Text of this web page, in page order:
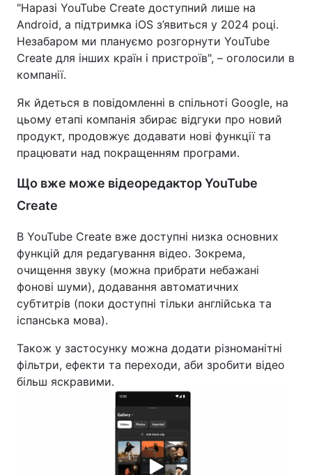
"Наразі YouTube Create доступний лише на
Android, а підтримка iOS з’явиться у 2024 році.
Незабаром ми плануємо розгорнути YouTube
Create для інших країн і пристроїв", – оголосили в
компанії.
Як йдеться в повідомленні в спільноті Google, на
цьому етапі компанія збирає відгуки про новий
продукт, продовжує додавати нові функції та
працювати над покращенням програми.
Що вже може відеоредактор YouTube
Create
В YouTube Create вже доступні низка основних
функцій для редагування відео. Зокрема,
очищення звуку (можна прибрати небажані
фонові шуми), додавання автоматичних
субтитрів (поки доступні тільки англійська та
іспанська мова).
Також у застосунку можна додати різноманітні
фільтри, ефекти та переходи, аби зробити відео
більш яскравими.